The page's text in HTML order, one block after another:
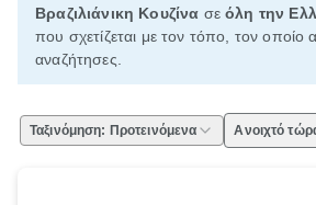
Βραζιλιάνικη Κουζίνα σεόλη την
που σχετίζεται με τον τόπο, τον οποίο
αναζήτησες.
Ταξινόμηση: Προτεινόμενα Ανοιχτό